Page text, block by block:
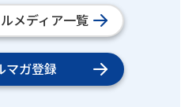
メディア一覧
マガ登録